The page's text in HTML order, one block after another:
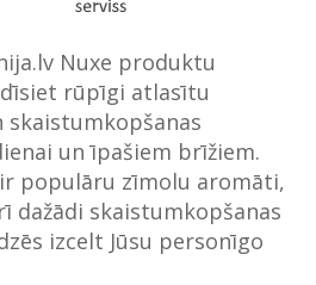
Nuxe produktu
rūpīgi atlasītu
skaistumkopšanas
un īpašiem brīžiem.
populāru zīmolu aromāti,
dažādi skaistumkopšanas
izcelt Jūsu personīgo